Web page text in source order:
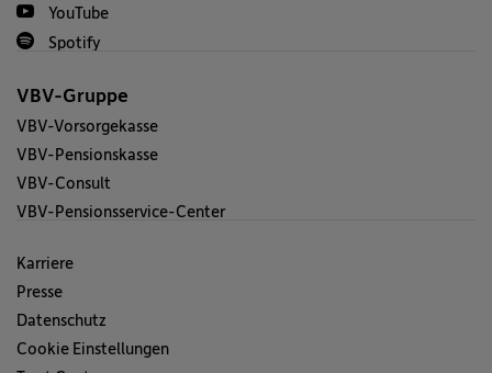
YouTube
Spotify
VBV-Gruppe
VBV-Vorsorgekasse
VBV-Pensionskasse
VBV-Consult
VBV-Pensionsservice-Center
Karriere
Presse
Datenschutz
Cookie Einstellungen